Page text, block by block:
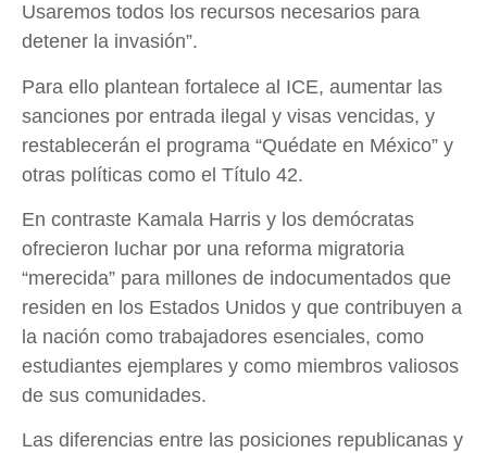
Usaremos todos los recursos necesarios para
detener la invasión”.
Para ello plantean fortalece al ICE, aumentar las
sanciones por entrada ilegal y visas vencidas, y
restablecerán el programa “Quédate en México” y
otras políticas como el Título 42.
En contraste Kamala Harris y los demócratas
ofrecieron luchar por una reforma migratoria
“merecida” para millones de indocumentados que
residen en los Estados Unidos y que contribuyen a
la nación como trabajadores esenciales, como
estudiantes ejemplares y como miembros valiosos
de sus comunidades.
Las diferencias entre las posiciones republicanas y